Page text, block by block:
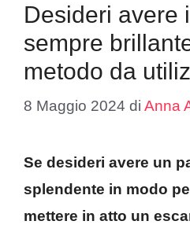
Desideri avere
sempre
metodo da
8 Maggio 2024 di Anna
Se desideri avere un
splendente in modo
mettere in atto un